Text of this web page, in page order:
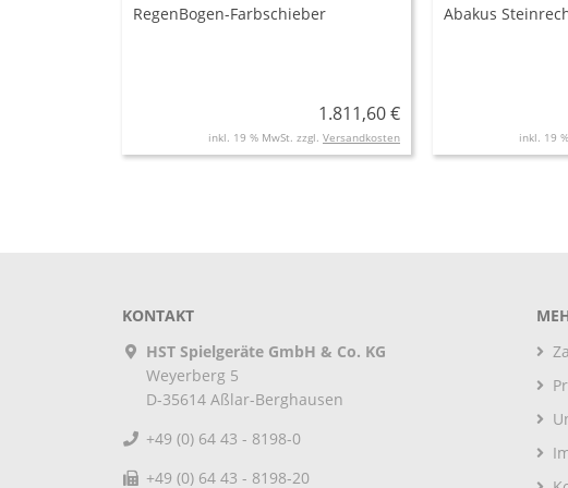
RegenBogen-Farbschieber
1.811,60 €
inkl. 19 % MwSt. zzgl. Versandkosten
Abakus
inkl. 19
KONTAKT
HST Spielgeräte GmbH & Co. KG
Weyerberg 5
D-35614 Aßlar-Berghausen
+49 (0) 64 43 - 8198-0
+49 (0) 64 43 - 8198-20